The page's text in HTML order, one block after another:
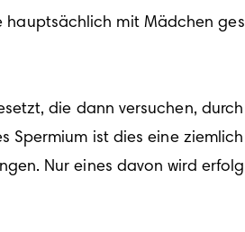
mit Mädchen
die dann versuchen,
ist dies eine
Nur eines davon wird